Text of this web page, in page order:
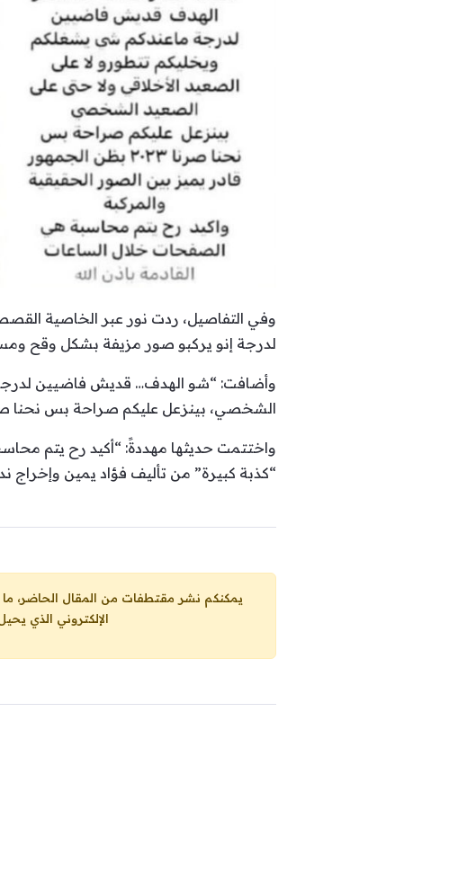
وفي التفاصيل، ردت نور عبر الخاصية
لدرجة إنو يركبو صور مزيفة بشكل وقح
وأضافت: “شو الهدف… قديش فاضيين لدرجة
الشخصي، بينزعل عليكم صراحة بس نحنا صرنا بـ2023، بظن الجمهور قادر يميز بين الصورة
واختتمت حديثها مهددةً: “أكيد رح يتم
“كذبة كبيرة” من تأليف فؤاد يمين وإخراج
يمكنكم نشر مقتطفات من المقال الحاضر، ما حده الاقصى 25% من مجموع المقال، شرط: ذكر اسم
الإلكتروني الذي